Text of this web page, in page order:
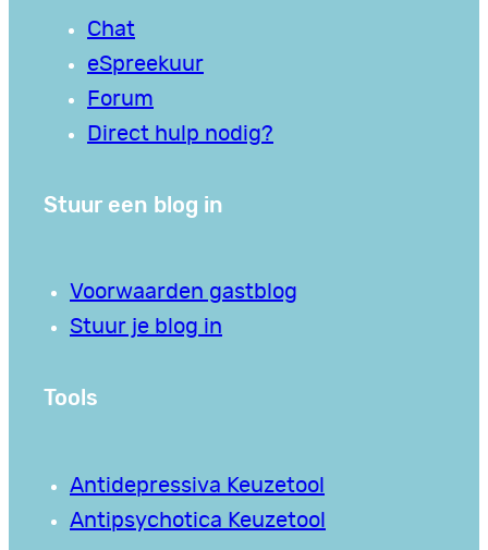
Chat
eSpreekuur
Forum
Direct hulp nodig?
Stuur een blog in
Voorwaarden gastblog
Stuur je blog in
Tools
Antidepressiva Keuzetool
Antipsychotica Keuzetool